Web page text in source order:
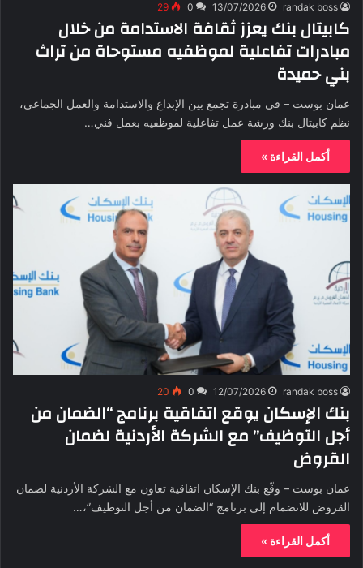
randak boss
13/07/2026
0
29
كابيتال بنك يعزز ثقافة الاستدامة من خلال
مبادرات تفاعلية لموظفيه مستوحاة من تراث
بني حميدة
عمان بوست – في مبادرة تجمع بين الإبداع والاستدامة والعمل الجماعي،
نظم كابيتال بنك ورشة عمل تفاعلية لموظفيه بعمل فني…
أكمل القراءة »
randak boss
12/07/2026
0
20
بنك الإسكان يوقع اتفاقية برنامج “الضمان من
أجل التوظيف” مع الشركة الأردنية لضمان
القروض
عمان بوست – وقّع بنك الإسكان اتفاقية تعاون مع الشركة الأردنية لضمان
القروض للانضمام إلى برنامج “الضمان من أجل التوظيف”،…
أكمل القراءة »